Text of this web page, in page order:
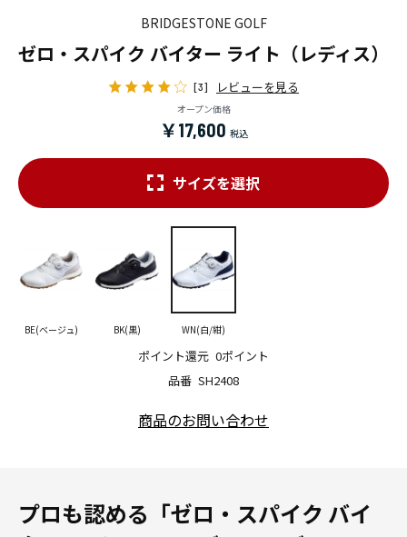
BRIDGESTONE GOLF
ゼロ・スパイク バイター ライト（レディス）
[3] レビューを見る
オープン価格
￥17,600
品番 SH2408
ポイント還元 0ポイント
サイズを選択
BE(ベージュ) BK(黒) WN(白/紺)
商品のお問い合わせ
プロも認める「ゼロ・スパイク バイ